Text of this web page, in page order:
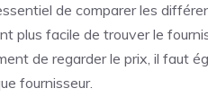
de comparer les
plus facile de trouver le
de regarder le prix, il faut
fournisseur.